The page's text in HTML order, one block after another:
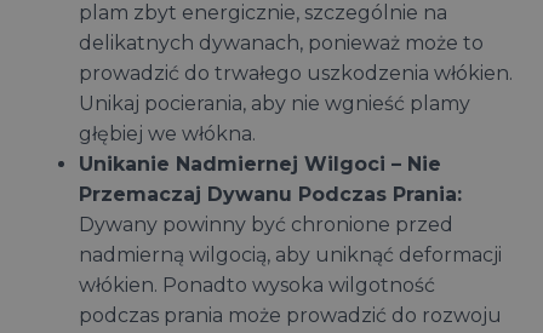
plam zbyt energicznie, szczególnie na
delikatnych dywanach, ponieważ może to
prowadzić do trwałego uszkodzenia włókien.
Unikaj pocierania, aby nie wgnieść plamy
głębiej we włókna.
Unikanie Nadmiernej Wilgoci – Nie
Przemaczaj Dywanu Podczas Prania:
Dywany powinny być chronione przed
nadmierną wilgocią, aby uniknąć deformacji
włókien. Ponadto wysoka wilgotność
podczas prania może prowadzić do rozwoju